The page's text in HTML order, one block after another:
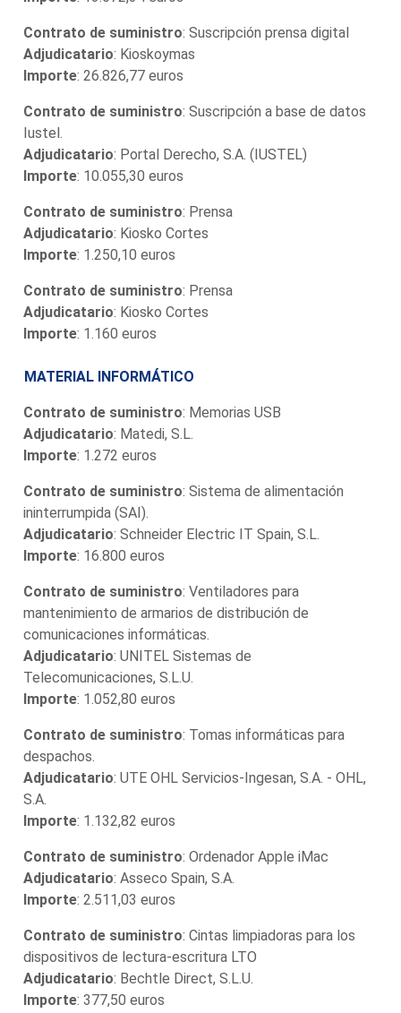
Contrato de suministro: Suscripción prensa digital
Adjudicatario: Kioskoymas
Importe: 26.826,77 euros
Contrato de suministro: Suscripción a base de datos
Iustel.
Adjudicatario: Portal Derecho, S.A. (IUSTEL)
Importe: 10.055,30 euros
Contrato de suministro: Prensa
Adjudicatario: Kiosko Cortes
Importe: 1.250,10 euros
Contrato de suministro: Prensa
Adjudicatario: Kiosko Cortes
Importe: 1.160 euros
MATERIAL INFORMÁTICO
Contrato de suministro: Memorias USB
Adjudicatario: Matedi, S.L.
Importe: 1.272 euros
Contrato de suministro: Sistema de alimentación
ininterrumpida (SAI).
Adjudicatario: Schneider Electric IT Spain, S.L.
Importe: 16.800 euros
Contrato de suministro: Ventiladores para
mantenimiento de armarios de distribución de
comunicaciones informáticas.
Adjudicatario: UNITEL Sistemas de
Telecomunicaciones, S.L.U.
Importe: 1.052,80 euros
Contrato de suministro: Tomas informáticas para
despachos.
Adjudicatario: UTE OHL Servicios-Ingesan, S.A. - OHL,
S.A.
Importe: 1.132,82 euros
Contrato de suministro: Ordenador Apple iMac
Adjudicatario: Asseco Spain, S.A.
Importe: 2.511,03 euros
Contrato de suministro: Cintas limpiadoras para los
dispositivos de lectura-escritura LTO
Adjudicatario: Bechtle Direct, S.L.U.
Importe: 377,50 euros